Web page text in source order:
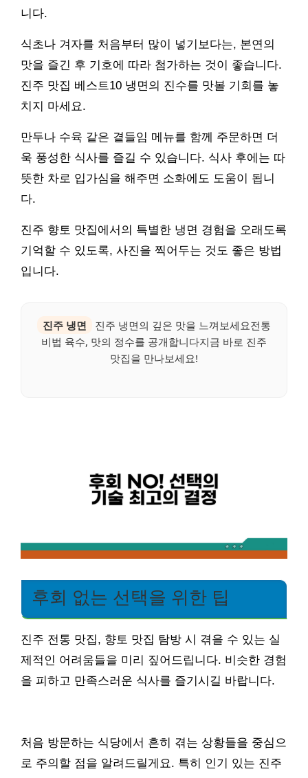
니다.
식초나 겨자를 처음부터 많이 넣기보다는, 본연의
맛을 즐긴 후 기호에 따라 첨가하는 것이 좋습니다.
진주 맛집 베스트10 냉면의 진수를 맛볼 기회를 놓
치지 마세요.
만두나 수육 같은 곁들임 메뉴를 함께 주문하면 더
욱 풍성한 식사를 즐길 수 있습니다. 식사 후에는 따
뜻한 차로 입가심을 해주면 소화에도 도움이 됩니
다.
진주 향토 맛집에서의 특별한 냉면 경험을 오래도록
기억할 수 있도록, 사진을 찍어두는 것도 좋은 방법
입니다.
진주 냉면
진주 냉면의 깊은 맛을 느껴보세요전통
비법 육수, 맛의 정수를 공개합니다지금 바로 진주
맛집을 만나보세요!
후회 없는 선택을 위한 팁
진주 전통 맛집, 향토 맛집 탐방 시 겪을 수 있는 실
제적인 어려움들을 미리 짚어드립니다. 비슷한 경험
을 피하고 만족스러운 식사를 즐기시길 바랍니다.
처음 방문하는 식당에서 흔히 겪는 상황들을 중심으
로 주의할 점을 알려드릴게요. 특히 인기 있는 진주